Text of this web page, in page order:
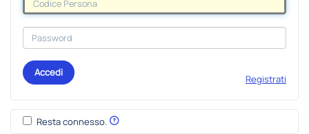
Accedi
Registrati
Resta connesso.